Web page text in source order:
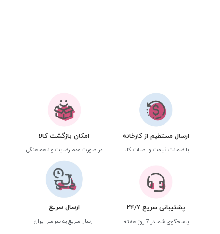
ارسال مستقیم از کارخانه
با ضمانت قیمت و اصالت کالا
امکان بازگشت کالا
در صورت عدم رضایت و ناهماهنگی
پشتیبانی سریع 24/7
پاسخگوی شما در 7 روز هفته
ارسال سریع
ارسال سریع به سراسر ایران